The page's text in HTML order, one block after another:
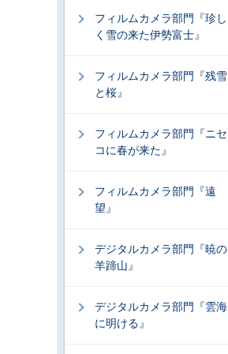
フィルムカメラ部門『珍し
く雪の来た伊勢富士』
フィルムカメラ部門『残雪
と桜』
フィルムカメラ部門『ニセ
コに春が来た』
フィルムカメラ部門『遠
望』
デジタルカメラ部門『暁の
羊蹄山』
デジタルカメラ部門『雲海
に明ける』